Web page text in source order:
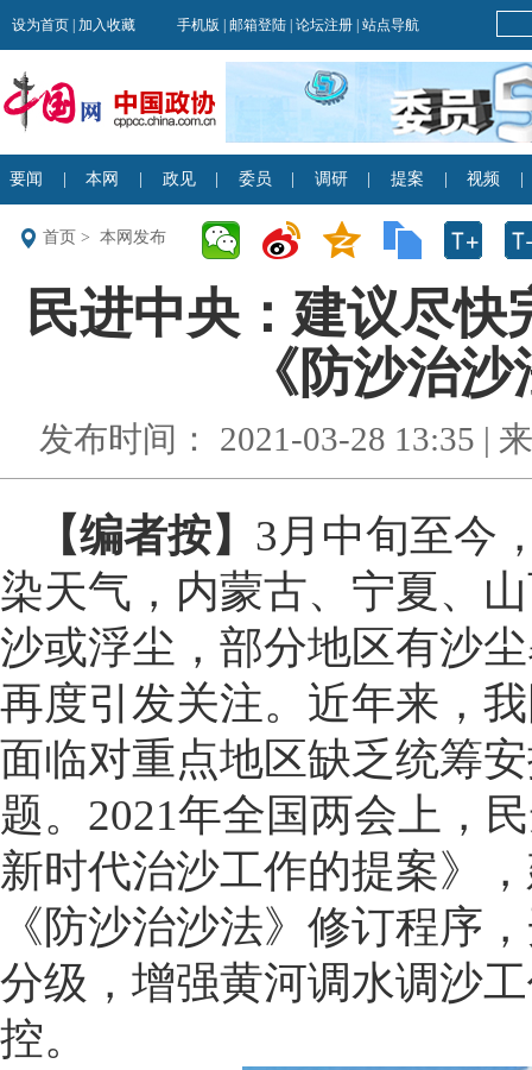
首页 > 本网发布
民进中央：建议尽快
《防沙治
发布时间： 2021-03-28 13:35 |
【编者按】 3月中旬至今
染天气，内蒙古、宁夏、
沙或浮尘，部分地区有沙
再度引发关注。近年来，
面临对重点地区缺乏统筹
题。2021年全国两会上，
新时代治沙工作的提案》
《防沙治沙法》修订程序
分级，增强黄河调水调沙
控。